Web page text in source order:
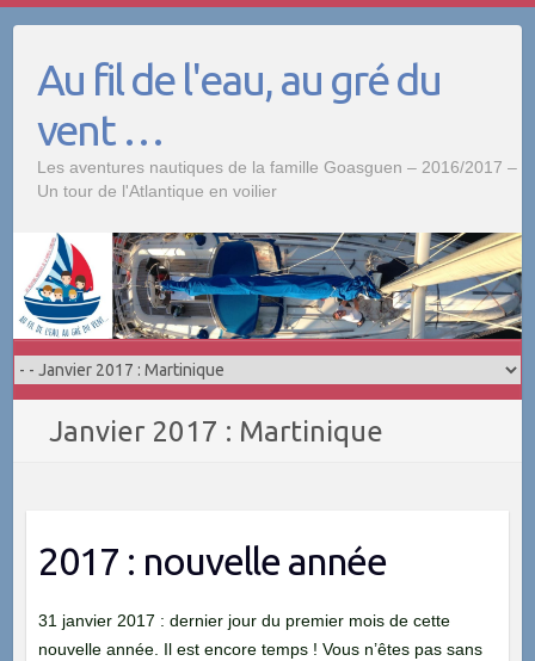
contentAu fil de l'eau, au gré du
vent …
Les aventures nautiques de la famille Goasguen – 2016/2017 –
Un tour de l'Atlantique en voilier
Janvier 2017 : Martinique
2017 : nouvelle année
31 janvier 2017 : dernier jour du premier mois de cette
nouvelle année. Il est encore temps ! Vous n’êtes pas sans